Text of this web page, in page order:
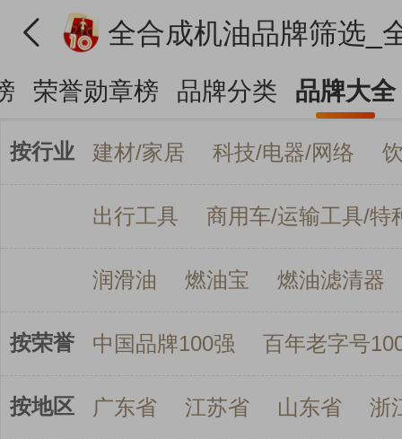
荣誉勋章榜 品牌分类 品牌大全
按行业 建材/家居 科技/电器/网络
出行工具 商用车/运输工具/特
润滑油 燃油宝 燃油滤清器
按荣誉 中国品牌100强 百年老字号
按地区 广东省 江苏省 山东省 浙